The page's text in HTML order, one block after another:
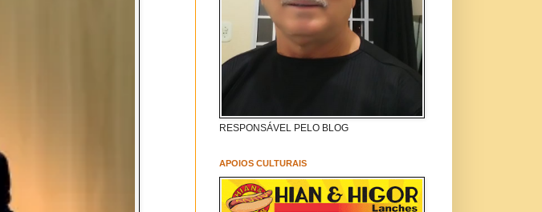
RESPONSÁVEL PELO BLOG
APOIOS CULTURAIS